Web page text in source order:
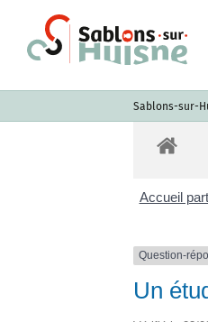
Sablons-sur-
Accueil
Question-
Un